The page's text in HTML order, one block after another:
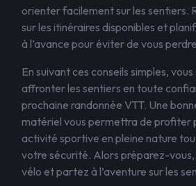
orienter facilement sur les sentiers.
sur les itinéraires disponibles et
à l’avance pour éviter de vous
En suivant ces conseils simples,
affronter les sentiers en toute
prochaine randonnée VTT. Une
matériel vous permettra de profiter
activité sportive en pleine nature
votre sécurité. Alors préparez-
vélo et partez à l’aventure sur les